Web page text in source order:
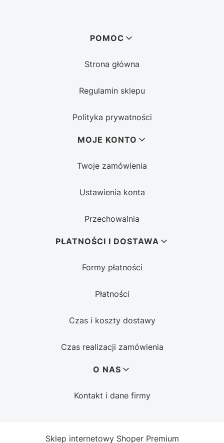
POMOC
Strona główna
Regulamin sklepu
Polityka prywatności
MOJE KONTO
Twoje zamówienia
Ustawienia konta
Przechowalnia
PŁATNOŚCI I DOSTAWA
Formy płatności
Płatności
Czas i koszty dostawy
Czas realizacji zamówienia
O NAS
Kontakt i dane firmy
Sklep internetowy Shoper Premium